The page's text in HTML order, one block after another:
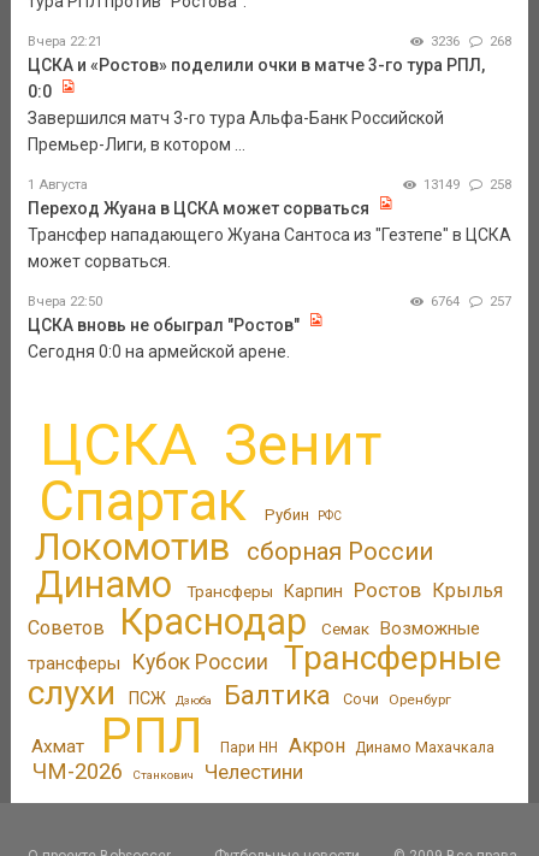
Вчера 22:21 3236 268
ЦСКА и «Ростов» поделили очки в матче 3-го тура РПЛ,
0:0
Завершился матч 3-го тура Альфа-Банк Российской
Премьер-Лиги, в котором ...
1 Августа 13149 258
Переход Жуана в ЦСКА может сорваться
Трансфер нападающего Жуана Сантоса из "Гезтепе" в ЦСКА
может сорваться.
Вчера 22:50 6764 257
ЦСКА вновь не обыграл "Ростов"
Сегодня 0:0 на армейской арене.
ЦСКА Зенит
Спартак Рубин РФС
Локомотив сборная России
Динамо Трансферы Карпин Ростов Крылья
Советов
Краснодар Семак Возможные
трансферы
Кубок России
Трансферные
слухи
ПСЖ Дзюба Балтика Сочи Оренбург
Ахмат РПЛ Пари НН Акрон Динамо Махачкала
ЧМ-2026 Станкович Челестини